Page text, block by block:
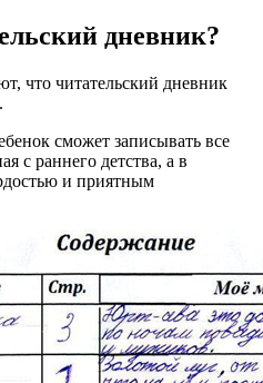
дневник?
что читательский дневник
сможет записывать все
с раннего детства, а в
и приятным